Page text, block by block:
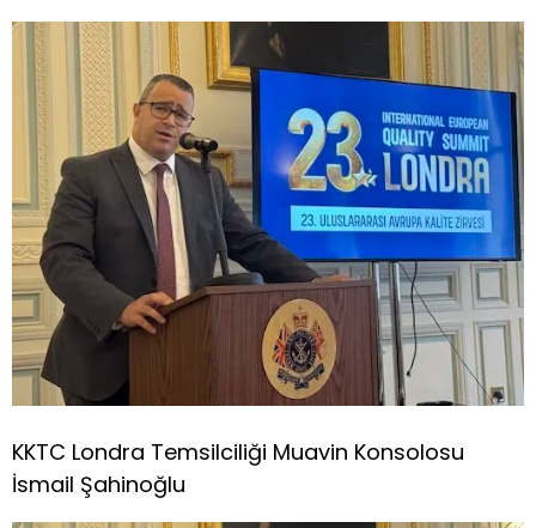
KKTC Londra Temsilciliği Muavin Konsolosu
İsmail Şahinoğlu